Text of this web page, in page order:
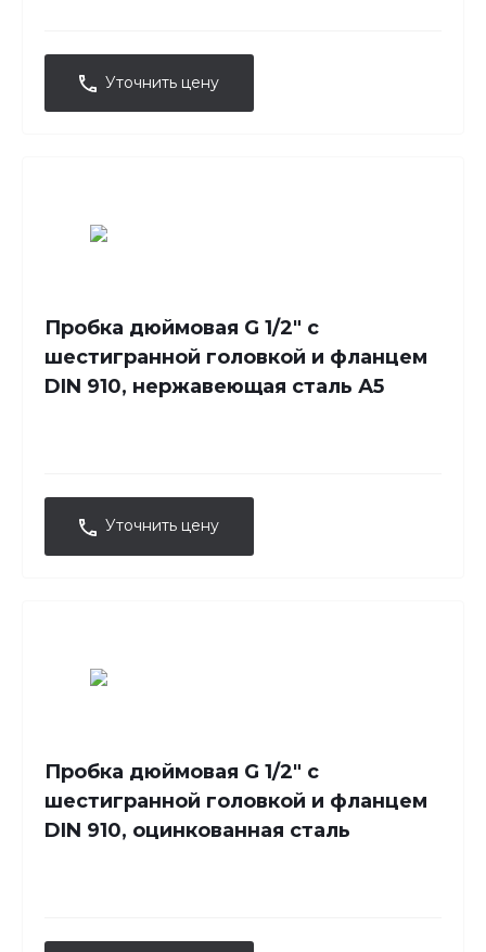
Уточнить цену
Пробка дюймовая G 1/2" с
шестигранной головкой и фланцем
DIN 910, нержавеющая сталь А5
Уточнить цену
Пробка дюймовая G 1/2" с
шестигранной головкой и фланцем
DIN 910, оцинкованная сталь